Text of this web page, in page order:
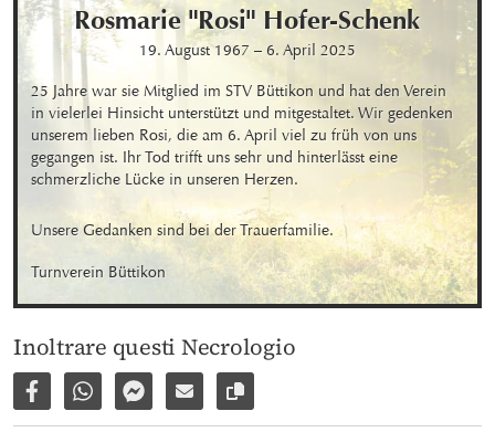
Rosmarie "Rosi" Hofer-Schenk
19. August 1967– 6. April 2025
25 Jahre war sie Mitglied im STV Büttikon und hat den Verein
in vielerlei Hinsicht unterstützt und mitgestaltet. Wir gedenken
unserem lieben Rosi, die am 6. April viel zu früh von uns
gegangen ist. Ihr Tod trifft uns sehr und hinterlässt eine
schmerzliche Lücke in unseren Herzen.
Unsere Gedanken sind bei der Trauerfamilie.
Turnverein Büttikon
Inoltrare questi Necrologio
Condividi su Facebook
Condividi su WhatsApp
Inviare per Facebook Messenger
Inviare per email
Copia il link alla pagina